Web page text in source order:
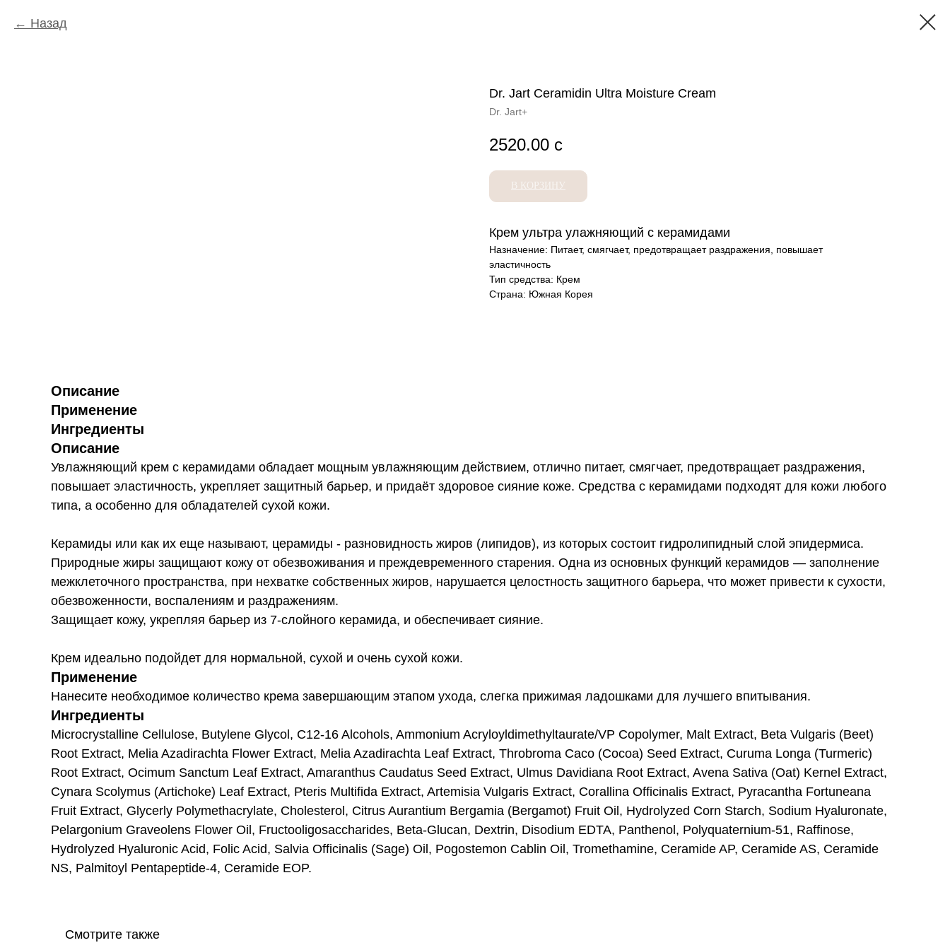
Назад
Dr. Jart Ceramidin Ultra Moisture Cream
Dr. Jart+
2520.00 с
В КОРЗИНУ
Крем ультра улажняющий с керамидами
Назначение: Питает, смягчает, предотвращает раздражения, повышает
эластичность
Тип средства: Крем
Страна: Южная Корея
Описание
Применение
Ингредиенты
Описание
Увлажняющий крем с керамидами обладает мощным увлажняющим действием, отлично питает, смягчает, предотвращает раздражения,
повышает эластичность, укрепляет защитный барьер, и придаёт здоровое сияние коже. Средства с керамидами подходят для кожи любого
типа, а особенно для обладателей сухой кожи.
Керамиды или как их еще называют, церамиды - разновидность жиров (липидов), из которых состоит гидролипидный слой эпидермиса.
Природные жиры защищают кожу от обезвоживания и преждевременного старения. Одна из основных функций керамидов — заполнение
межклеточного пространства, при нехватке собственных жиров, нарушается целостность защитного барьера, что может привести к сухости,
обезвоженности, воспалениям и раздражениям.
Защищает кожу, укрепляя барьер из 7-слойного керамида, и обеспечивает сияние.
Крем идеально подойдет для нормальной, сухой и очень сухой кожи.
Применение
Нанесите необходимое количество крема завершающим этапом ухода, слегка прижимая ладошками для лучшего впитывания.
Ингредиенты
Microcrystalline Cellulose, Butylene Glycol, C12-16 Alcohols, Ammonium Acryloyldimethyltaurate/VP Copolymer, Malt Extract, Beta Vulgaris (Beet)
Root Extract, Melia Azadirachta Flower Extract, Melia Azadirachta Leaf Extract, Throbroma Caco (Cocoa) Seed Extract, Curuma Longa (Turmeric)
Root Extract, Ocimum Sanctum Leaf Extract, Amaranthus Caudatus Seed Extract, Ulmus Davidiana Root Extract, Avena Sativa (Oat) Kernel Extract,
Cynara Scolymus (Artichoke) Leaf Extract, Pteris Multifida Extract, Artemisia Vulgaris Extract, Corallina Officinalis Extract, Pyracantha Fortuneana
Fruit Extract, Glycerly Polymethacrylate, Cholesterol, Citrus Aurantium Bergamia (Bergamot) Fruit Oil, Hydrolyzed Corn Starch, Sodium Hyaluronate,
Pelargonium Graveolens Flower Oil, Fructooligosaccharides, Beta-Glucan, Dextrin, Disodium EDTA, Panthenol, Polyquaternium-51, Raffinose,
Hydrolyzed Hyaluronic Acid, Folic Acid, Salvia Officinalis (Sage) Oil, Pogostemon Cablin Oil, Tromethamine, Ceramide AP, Ceramide AS, Ceramide
NS, Palmitoyl Pentapeptide-4, Ceramide EOP.
Смотрите также